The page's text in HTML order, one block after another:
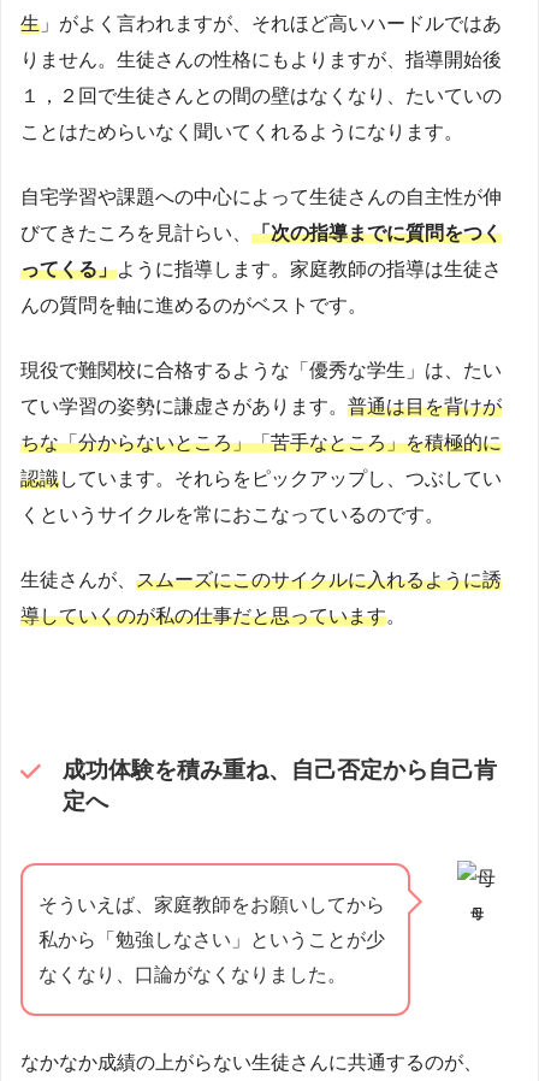
生 」がよく言われますが、それほど高いハードルではあ
りません。生徒さんの性格にもよりますが、指導開始後
１，２回で生徒さんとの間の壁はなくなり、たいていの
ことはためらいなく聞いてくれるようになります。
自宅学習や課題への中心によって生徒さんの自主性が伸
びてきたころを見計らい、 「次の指導までに質問をつく
ってくる」ように指導します。家庭教師の指導は生徒さ
んの質問を軸に進めるのがベストです。
現役で難関校に合格するような「優秀な学生」は、たい
てい学習の姿勢に謙虚さがあります。 普通は目を背けが
ちな「分からないところ」「苦手なところ」を積極的に
認識しています。それらをピックアップし、つぶしてい
くというサイクルを常におこなっているのです。
生徒さんが、 スムーズにこのサイクルに入れるように誘
導していくのが私の仕事だと思っています。
成功体験を積み重ね、自己否定から自己肯
定へ
母
そういえば、家庭教師をお願いしてから
私から「勉強しなさい」ということが少
なくなり、口論がなくなりました。
なかなか成績の上がらない生徒さんに共通するのが、